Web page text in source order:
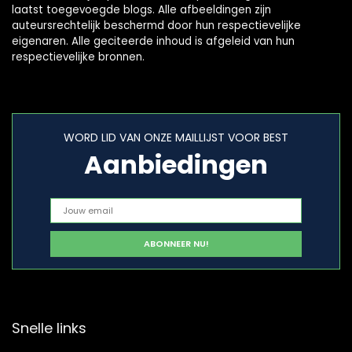
laatst toegevoegde blogs. Alle afbeeldingen zijn
auteursrechtelijk beschermd door hun respectievelijke
eigenaren. Alle geciteerde inhoud is afgeleid van hun
respectievelijke bronnen.
WORD LID VAN ONZE MAILLIJST VOOR BEST
Aanbiedingen
Snelle links